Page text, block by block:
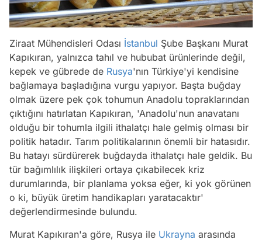
Ziraat Mühendisleri Odası İstanbul Şube Başkanı Murat
Kapıkıran, yalnızca tahıl ve hububat ürünlerinde değil,
kepek ve gübrede de Rusya'nın Türkiye'yi kendisine
bağlamaya başladığına vurgu yapıyor. Başta buğday
olmak üzere pek çok tohumun Anadolu topraklarından
çıktığını hatırlatan Kapıkıran, 'Anadolu'nun anavatanı
olduğu bir tohumla ilgili ithalatçı hale gelmiş olması bir
politik hatadır. Tarım politikalarının önemli bir hatasıdır.
Bu hatayı sürdürerek buğdayda ithalatçı hale geldik. Bu
tür bağımlılık ilişkileri ortaya çıkabilecek kriz
durumlarında, bir planlama yoksa eğer, ki yok görünen
o ki, büyük üretim handikapları yaratacaktır'
değerlendirmesinde bulundu.
Murat Kapıkıran'a göre, Rusya ile Ukrayna arasında